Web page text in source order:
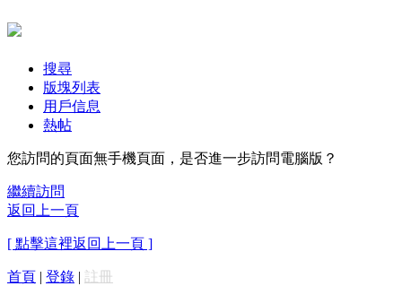
搜尋
版塊列表
用戶信息
熱帖
您訪問的頁面無手機頁面，是否進一步訪問電腦版？
繼續訪問
返回上一頁
[ 點擊這裡返回上一頁 ]
首頁 | 登錄 | 註冊